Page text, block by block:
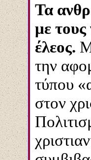
Τα
με
έλεος.
την
τύπου
στον